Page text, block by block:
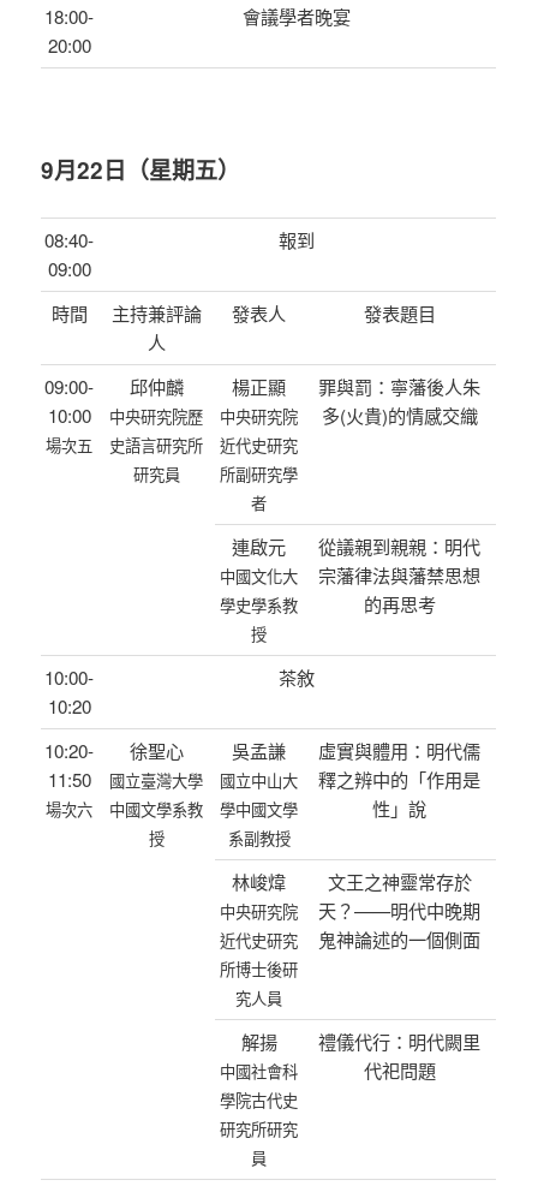
18:00-
20:00
會議學者晚宴
9月22日（星期五）
08:40-
09:00
報到
時間
主持兼評論
人
發表人 發表題目
09:00-
10:00
場次五
邱仲麟
中央研究院歷
史語言研究所
研究員
楊正顯
中央研究院
近代史研究
所副研究學
者
罪與罰：寧藩後人朱
多(火貴)的情感交織
連啟元
中國文化大
學史學系教
授
從議親到親親：明代
宗藩律法與藩禁思想
的再思考
10:00-
10:20
茶敘
10:20-
11:50
場次六
徐聖心
國立臺灣大學
中國文學系教
授
吳孟謙
國立中山大
學中國文學
系副教授
虛實與體用：明代儒
釋之辨中的「作用是
性」說
林峻煒
中央研究院
近代史研究
所博士後研
究人員
文王之神靈常存於
天？——明代中晚期
鬼神論述的一個側面
解揚
中國社會科
學院古代史
研究所研究
員
禮儀代行：明代闕里
代祀問題